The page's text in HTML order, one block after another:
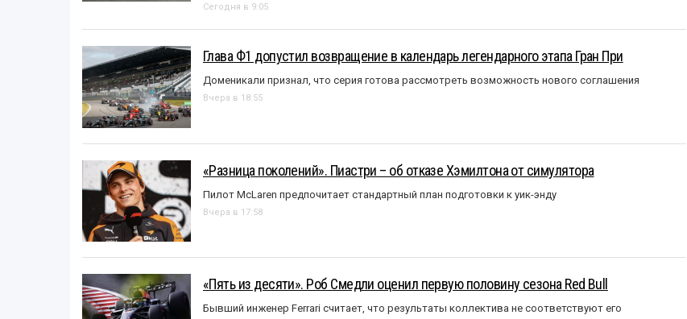
Сегодня в 9:05
Глава Ф1 допустил возвращение в календарь легендарного этапа Гран При
Доменикали признал, что серия готова рассмотреть возможность нового соглашения
Вчера в 18:55
«Разница поколений». Пиастри – об отказе Хэмилтона от симулятора
Пилот McLaren предпочитает стандартный план подготовки к уик-энду
Вчера в 17:58
«Пять из десяти». Роб Смедли оценил первую половину сезона Red Bull
Бывший инженер Ferrari считает, что результаты коллектива не соответствуют его